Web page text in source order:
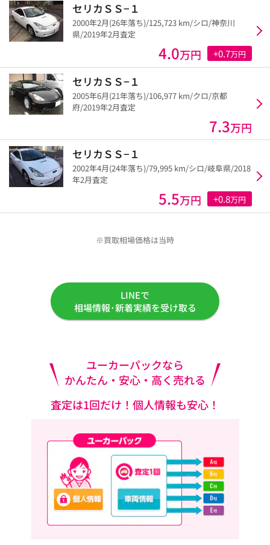
セリカＳＳ−１
2000年2月(26年落ち)/125,723 km/シロ/神奈川
県/2019年2月査定
4.0万円 +0.7万円
セリカＳＳ−１
2005年6月(21年落ち)/106,977 km/クロ/京都
府/2019年2月査定
7.3万円
セリカＳＳ−１
2002年4月(24年落ち)/79,995 km/シロ/岐阜県/2018
年2月査定
5.5万円 +0.8万円
※買取相場価格は当時
LINEで
相場情報･新着実績を受け取る
ユーカーパックなら
かんたん・安心・高く売れる
査定は1回だけ！個人情報も安心！